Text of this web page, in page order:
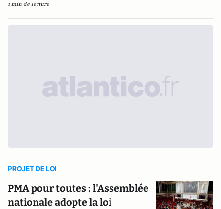
1 min de lecture
PROJET DE LOI
PMA pour toutes : l'Assemblée
nationale adopte la loi